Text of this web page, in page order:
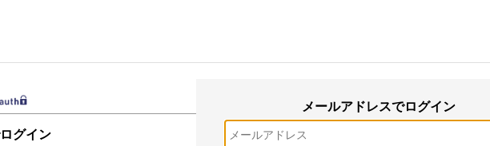
グイン
メールアドレスでログイン